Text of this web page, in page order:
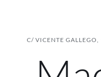
C/ VICENTE